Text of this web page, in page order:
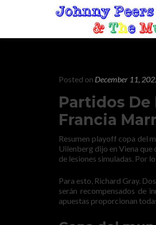
Posted on December 11,
Partidos De
Francia
Resumen playoff copa del
Uilenberg dijo en Viena que
de lesiones simuladas. Por
Para esto, Richard Gray.
serán recompensados de
apuestas proporcionan